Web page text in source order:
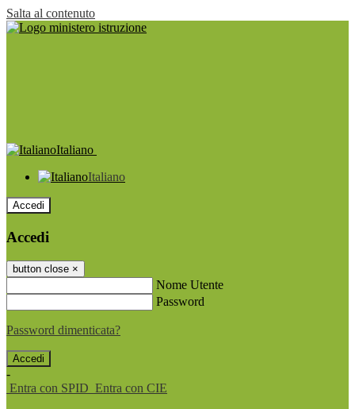
Salta al contenuto
Italiano
Italiano
Accedi
Accedi
button close ×
Nome Utente
Password
Password dimenticata?
-
Entra con SPID Entra con CIE